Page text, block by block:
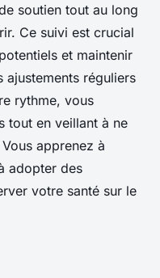
soutien tout au long
Ce suivi est crucial
et maintenir
ajustements réguliers
rythme, vous
tout en veillant à ne
apprenez à
adopter des
votre santé sur le